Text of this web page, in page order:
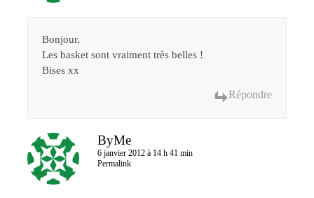
Bonjour,
Les basket sont vraiment très belles !
Bises xx
Répondre
ByMe
6 janvier 2012 à 14 h 41 min
Permalink